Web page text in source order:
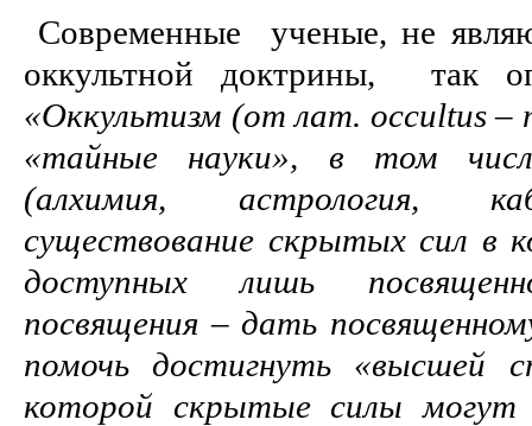
Современные ученые, не
оккультной доктрины, так
«Оккультизм (от лат. occultus–
«тайные науки», в том
(алхимия, астрология,
существование скрытых сил в
доступных лишь
посвящения – дать
помочь достигнуть «высшей
которой скрытые силы могут